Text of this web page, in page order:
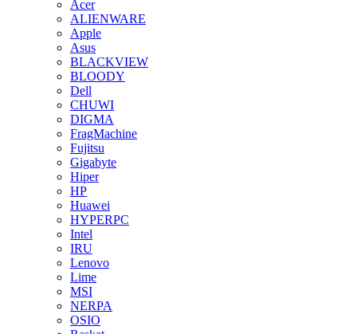
Acer
ALIENWARE
Apple
Asus
BLACKVIEW
BLOODY
Dell
CHUWI
DIGMA
FragMachine
Fujitsu
Gigabyte
Hiper
HP
Huawei
HYPERPC
Intel
IRU
Lenovo
Lime
MSI
NERPA
OSIO